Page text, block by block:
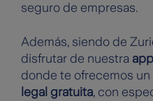
seguro de empresas.
Además, siendo de
disfrutar de nuestra
donde te ofrecemos un
legal gratuita, con